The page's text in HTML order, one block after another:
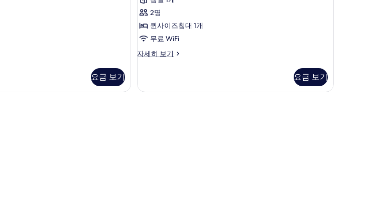
보
기
개
자
세
보
기
요금 보기
침
대
1
개
모
기
1
개)
2명
퀸사이즈침대 1개
무료 WiFi
자세히 보기
룸,
즈
요금 보기